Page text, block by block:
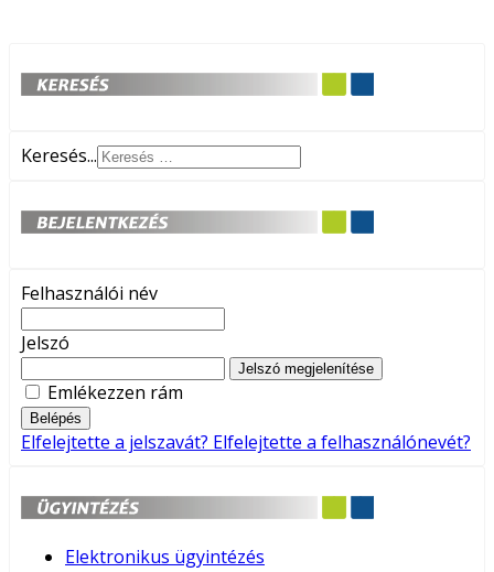
Keresés...
Felhasználói név
Jelszó
Jelszó megjelenítése
Emlékezzen rám
Belépés
Elfelejtette a jelszavát? Elfelejtette a felhasználónevét?
Elektronikus ügyintézés